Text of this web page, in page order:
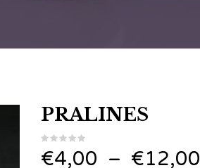
PRALINES
€4,00 – €12,00